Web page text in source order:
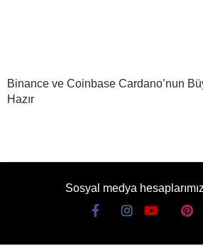
Binance ve Coinbase Cardano’nun
Hazır
Sosyal medya